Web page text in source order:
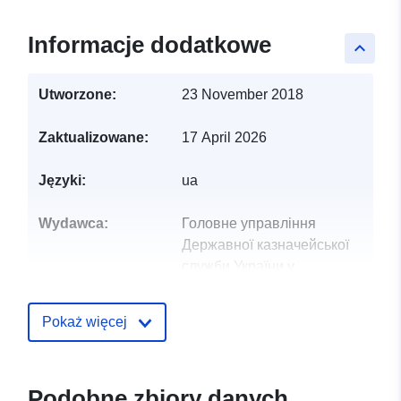
keyboard_arrow_up
Informacje dodatkowe
Utworzone: 23 November 2018
Zaktualizowane: 17 April 2026
Języki: ua
Wydawca:
Головне управління
Державної казначейської
служби України у
Pokaż więcej